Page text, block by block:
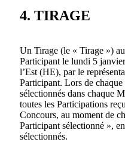
4. TIRAGE
Un Tirage (le « Tirage »)
Participant le lundi 5
l’Est (HE), par le
Participant. Lors de
sélectionnés dans chaque
toutes les Participations
Concours, au moment de
Participant sélectionné »,
sélectionnés.